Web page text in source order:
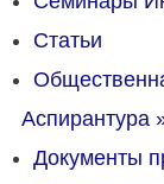
Статьи
Аспирантура
Документы